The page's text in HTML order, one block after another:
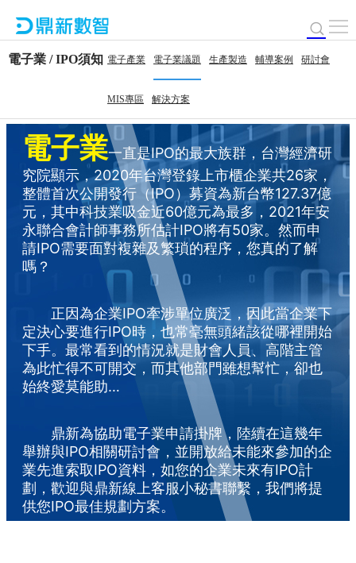
電子業 / IPO須知 電子產業 電子業議題 生產製造 輔導案例 研討會
MIS專區 解決方案
電子業一直是IPO的最大族群，台灣經濟研
究院顯示，2020年台灣登錄上市櫃企業共26家，
整體首次公開發行（IPO）募資為新台幣127.37億
元，其中科技業吸金近60億元為最多，2021年安
永聯合會計師事務所估計IPO將有50家。然而申
請IPO需要面對複雜及繁瑣的程序，您真的了解
嗎？
正因為企業IPO牽涉單位廣泛，因此當企業下
定決心要進行IPO時，也常毫無頭緒該從哪裡開始
下手。最常看到的情況就是財會人員、高階主管
為此忙得不可開交，而其他部門雖想幫忙，卻也
始終愛莫能助…
鼎新為協助電子業申請掛牌，陸續在這幾年
舉辦與IPO相關研討會，並開放給未能來參加的企
業先進索取IPO資料，如您的企業未來有IPO計
劃，歡迎與鼎新線上客服小秘書聯繫，我們將提
供您IPO最佳規劃方案。